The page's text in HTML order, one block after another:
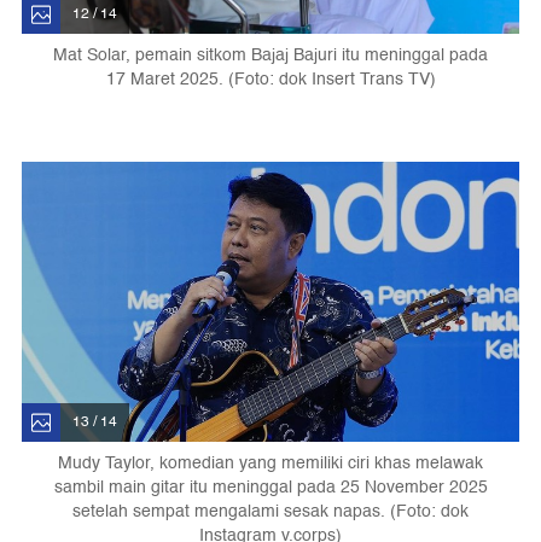
12 / 14
Mat Solar, pemain sitkom Bajaj Bajuri itu meninggal pada
17 Maret 2025. (Foto: dok Insert Trans TV)
13 / 14
Mudy Taylor, komedian yang memiliki ciri khas melawak
sambil main gitar itu meninggal pada 25 November 2025
setelah sempat mengalami sesak napas. (Foto: dok
Instagram v.corps)